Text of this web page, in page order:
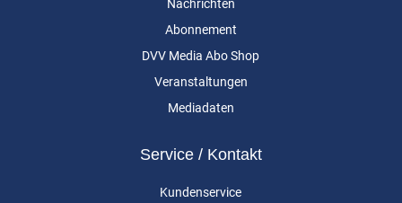
Nachrichten
Abonnement
DVV Media Abo Shop
Veranstaltungen
Mediadaten
Service / Kontakt
Kundenservice